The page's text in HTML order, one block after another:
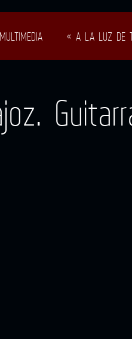
MULTIMEDIA « A LA LUZ DE